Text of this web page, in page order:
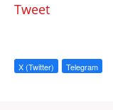
Tweet
X (Twitter) Telegram